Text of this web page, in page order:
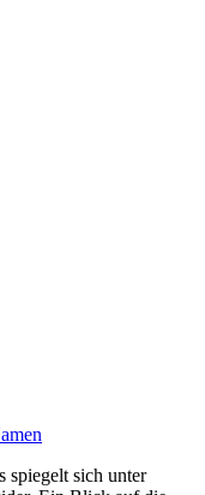
spiegelt sich unter